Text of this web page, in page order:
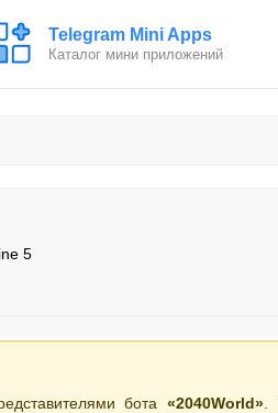
Telegram Mini Apps
Каталог мини приложений
5
бота«2040World»